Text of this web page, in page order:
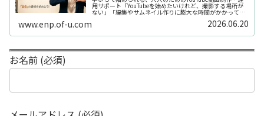
用サポート「YouTubeを始めたいけれど、撮影する場所が
ない」「編集やサムネイル作りに膨大な時間がかかって長
続きしない」「機材を揃えるだけで何万円もかかってしま
www.enp.of-u.com 2026.06.20
お名前 (必須)